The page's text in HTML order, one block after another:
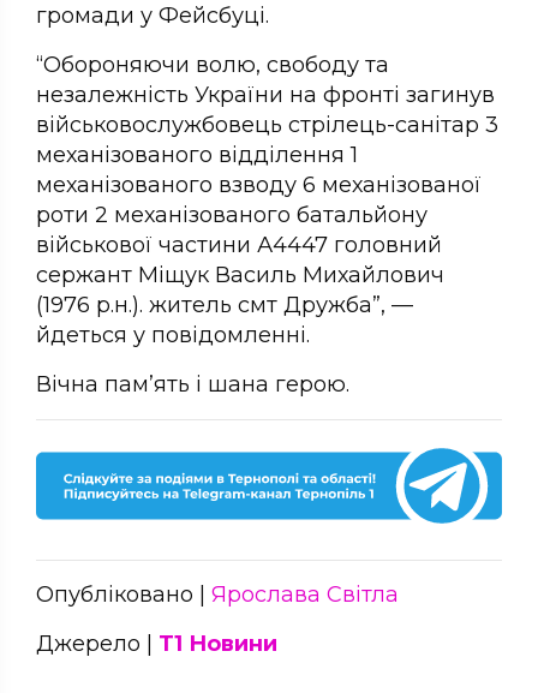
громади у Фейсбуці.
“Обороняючи волю, свободу та
незалежність України на фронті загинув
військовослужбовець стрілець-санітар 3
механізованого відділення 1
механізованого взводу 6 механізованої
роти 2 механізованого батальйону
військової частини А4447 головний
сержант Міщук Василь Михайлович
(1976 р.н.). житель смт Дружба”, —
йдеться у повідомленні.
Вічна пам’ять і шана герою.
Опубліковано | Ярослава Світла
Джерело | Т1 Новини